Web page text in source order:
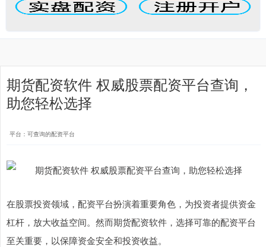
期货配资软件 权威股票配资平台查询，
助您轻松选择
平台：可查询的配资平台
在股票投资领域，配资平台扮演着重要角色，为投资者提供资金
杠杆，放大收益空间。然而期货配资软件，选择可靠的配资平台
至关重要，以保障资金安全和投资收益。